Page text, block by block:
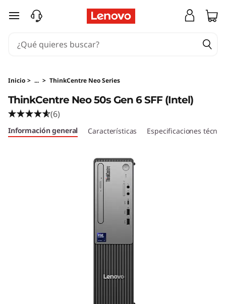
T
n
k
C
e
Ir al contenido principal
Inicio > ... > ThinkCentre Neo Series
ThinkCentre Neo 50s Gen 6 SFF (Intel)
(6)
Información general Características Especificaciones